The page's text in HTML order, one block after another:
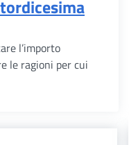
l’importo
le ragioni per cui